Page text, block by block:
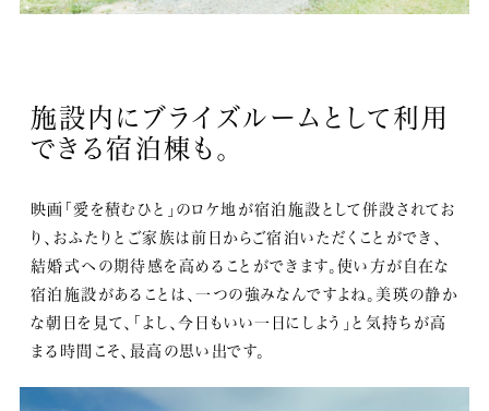
施設内にブライズルームとして利用
できる宿泊棟も。
映画「愛を積むひと」のロケ地が宿泊施設として併設されてお
り、おふたりとご家族は前日からご宿泊いただくことができ、
結婚式への期待感を高めることができます。使い方が自在な
宿泊施設があることは、一つの強みなんですよね。美瑛の静か
な朝日を見て、「よし、今日もいい一日にしよう」と気持ちが高
まる時間こそ、最高の思い出です。